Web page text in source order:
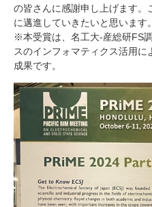
の皆さんに感謝申し上げます
に邁進していきたいと思います。
※本受賞は、名工大-産総研FS
スのインフォマティクス活用
成果です。